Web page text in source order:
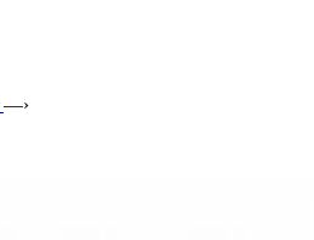
—›